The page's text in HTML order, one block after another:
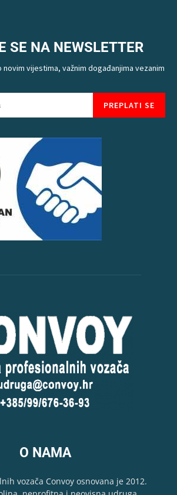
SE NA NEWSLETTER
vijestima, važnim događanjima vezanim
PREPLATI SE
O NAMA
vozača Convoy osnovana je 2012.